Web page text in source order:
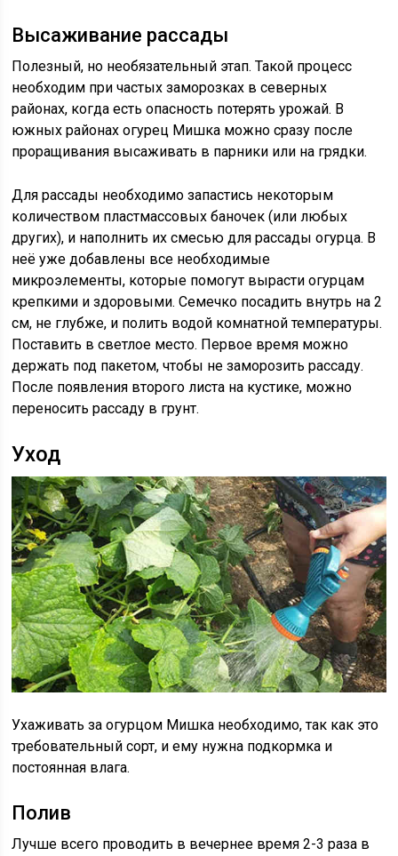
Высаживание рассады
Полезный, но необязательный этап. Такой процесс
необходим при частых заморозках в северных
районах, когда есть опасность потерять урожай. В
южных районах огурец Мишка можно сразу после
проращивания высаживать в парники или на грядки.
Для рассады необходимо запастись некоторым
количеством пластмассовых баночек (или любых
других), и наполнить их смесью для рассады огурца. В
неё уже добавлены все необходимые
микроэлементы, которые помогут вырасти огурцам
крепкими и здоровыми. Семечко посадить внутрь на 2
см, не глубже, и полить водой комнатной температуры.
Поставить в светлое место. Первое время можно
держать под пакетом, чтобы не заморозить рассаду.
После появления второго листа на кустике, можно
переносить рассаду в грунт.
Уход
Ухаживать за огурцом Мишка необходимо, так как это
требовательный сорт, и ему нужна подкормка и
постоянная влага.
Полив
Лучше всего проводить в вечернее время 2-3 раза в